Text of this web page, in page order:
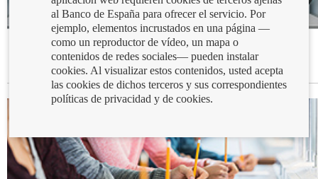
Publicidad. Información del segundo trimestre de 2019
24/07/2019Normativa-
blog
/webcb/Blog/Otras/Normativa
al Banco de España para ofrecer el servicio. Por
ejemplo, elementos incrustados en una página —
como un reproductor de vídeo, un mapa o
contenidos de redes sociales— pueden instalar
cookies. Al visualizar estos contenidos, usted acepta
las cookies de dichos terceros y sus correspondientes
políticas de privacidad y de cookies.